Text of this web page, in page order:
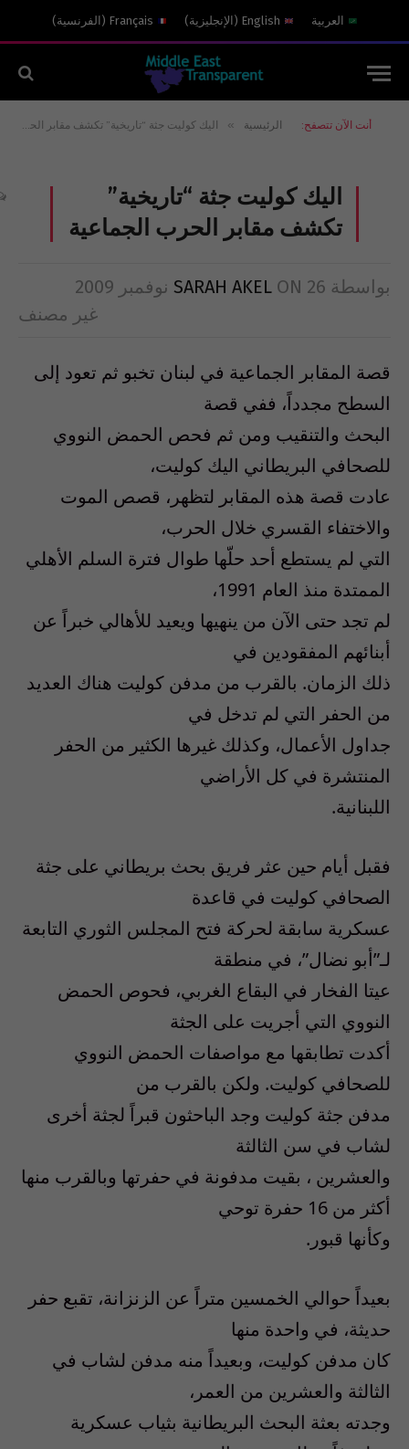
العربية English
( الإنجليزية)
Français
( الفرنسية)
أنت الآن تتصفح: الرئيسية » اليك كوليت جثة “تاريخية” تكشف مقابر الحرب الجماعية
اليك كوليت جثة “تاريخية”
تكشف مقابر الحرب الجماعية
بواسطة SARAH AKEL ON 26 نوفمبر 2009
غير مصنف
قصة المقابر الجماعية في لبنان تخبو ثم تعود إلى
السطح مجدداً، ففي قصة
البحث والتنقيب ومن ثم فحص الحمض النووي
للصحافي البريطاني اليك كوليت،
عادت قصة هذه المقابر لتظهر، قصص الموت
والاختفاء القسري خلال الحرب،
التي لم يستطع أحد حلّها طوال فترة السلم الأهلي
الممتدة منذ العام 1991،
لم تجد حتى الآن من ينهيها ويعيد للأهالي خبراً عن
أبنائهم المفقودين في
ذلك الزمان. بالقرب من مدفن كوليت هناك العديد
من الحفر التي لم تدخل في
جداول الأعمال، وكذلك غيرها الكثير من الحفر
المنتشرة في كل الأراضي
اللبنانية.
فقبل أيام حين عثر فريق بحث بريطاني على جثة
الصحافي كوليت في قاعدة
عسكرية سابقة لحركة فتح المجلس الثوري التابعة
لـ”أبو نضال”، في منطقة
عيتا الفخار في البقاع الغربي، فحوص الحمض
النووي التي أجريت على الجثة
أكدت تطابقها مع مواصفات الحمض النووي
للصحافي كوليت. ولكن بالقرب من
مدفن جثة كوليت وجد الباحثون قبراً لجثة أخرى
لشاب في سن الثالثة
والعشرين ، بقيت مدفونة في حفرتها وبالقرب منها
أكثر من 16 حفرة توحي
وكأنها قبور.
بعيداً حوالي الخمسين متراً عن الزنزانة، تقبع حفر
حديثة، في واحدة منها
كان مدفن كوليت، وبعيداً منه مدفن لشاب في
الثالثة والعشرين من العمر،
وجدته بعثة البحث البريطانية بثياب عسكرية